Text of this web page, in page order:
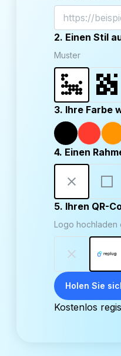
2. Einen Stil
Muster
3. Ihre Farbe
4. Einen
5. Ihren QR-
Logo hochladen
Holen Sie
Kostenlos